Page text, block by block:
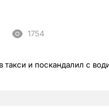
1754
такси и поскандалил с